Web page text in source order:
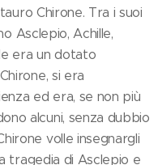
Chirone. Tra i suoi
Asclepio, Achille,
era un dotato
si era
ed era, se non più
alcuni, senza dubbio
volle insegnargli
tragedia di Asclepio e